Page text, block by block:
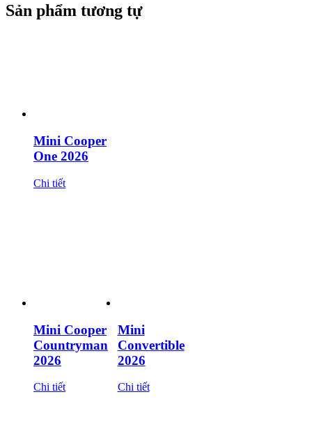
Sản phẩm tương tự
Mini Cooper
One 2026
Chi tiết
Mini Cooper
Countryman
2026
Chi tiết
Mini
Convertible
2026
Chi tiết